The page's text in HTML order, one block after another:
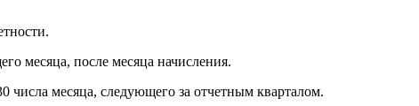
месяца, после месяца начисления.
числа месяца, следующего за отчетным кварталом.